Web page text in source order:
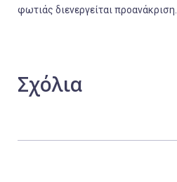
φωτιάς διενεργείται προανάκριση.
Σχόλια